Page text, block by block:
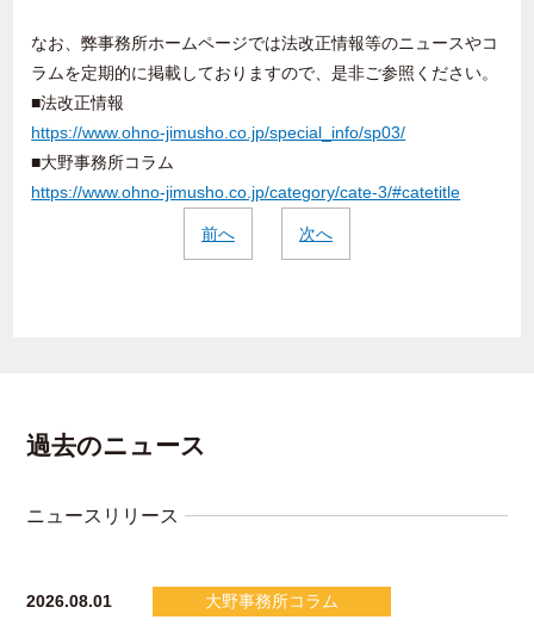
なお、弊事務所ホームページでは法改正情報等のニュースやコ
ラムを定期的に掲載しておりますので、是非ご参照ください。
■法改正情報
https://www.ohno-jimusho.co.jp/special_info/sp03/
■大野事務所コラム
https://www.ohno-jimusho.co.jp/category/cate-3/#catetitle
前へ 次へ
過去のニュース
ニュースリリース
2026.08.01 大野事務所コラム